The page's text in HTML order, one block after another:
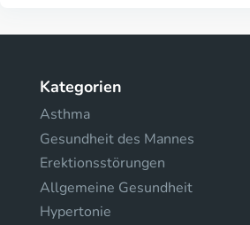
Kategorien
Asthma
Gesundheit des Mannes
Erektionsstörungen
Allgemeine Gesundheit
Hypertonie